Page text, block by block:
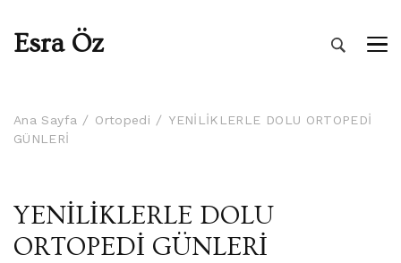
Esra Öz
Ana Sayfa Ortopedi
YENİLİKLERLE DOLU ORTOPEDİ
GÜNLERİ
YENİLİKLERLE DOLU
ORTOPEDİ GÜNLERİ